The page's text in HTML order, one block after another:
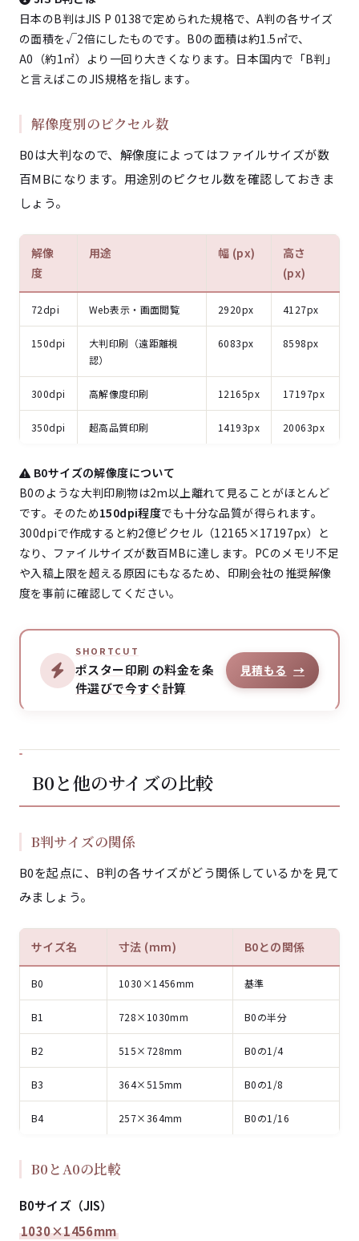
日本のB判はJIS P 0138で定められた規格で、A判の各サイズ
の面積を√2倍にしたものです。B0の面積は約1.5㎡で、
A0（約1㎡）より一回り大きくなります。日本国内で「B判」
と言えばこのJIS規格を指します。
解像度別のピクセル数
B0は大判なので、解像度によってはファイルサイズが数
百MBになります。用途別のピクセル数を確認しておきま
しょう。
解像
度
用途 幅 (px)
高さ
(px)
72dpi Web表示・画面閲覧 2920px 4127px
150dpi
大判印刷（遠距離視
認）
6083px 8598px
300dpi 高解像度印刷 12165px 17197px
350dpi 超高品質印刷 14193px 20063px
B0サイズの解像度について
B0のような大判印刷物は2m以上離れて見ることがほとんど
です。そのため150dpi程度でも十分な品質が得られます。
300dpiで作成すると約2億ピクセル（12165×17197px）と
なり、ファイルサイズが数百MBに達します。PCのメモリ不足
や入稿上限を超える原因にもなるため、印刷会社の推奨解像
度を事前に確認してください。
SHORTCUT
ポスター印刷 の料金を条
件選びで今すぐ計算
見積もる →
B0と他のサイズの比較
B判サイズの関係
B0を起点に、B判の各サイズがどう関係しているかを見て
みましょう。
サイズ名 寸法 (mm) B0との関係
B0 1030×1456mm 基準
B1 728×1030mm B0の半分
B2 515×728mm B0の1/4
B3 364×515mm B0の1/8
B4 257×364mm B0の1/16
B0とA0の比較
B0サイズ（JIS）
1030×1456mm